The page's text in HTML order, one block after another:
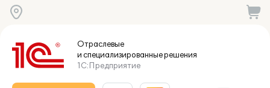
Отраслевые
и специализированныерешения
1С:Предприятие